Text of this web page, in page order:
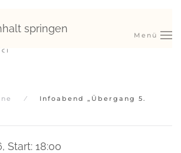
springen
Menü
Infoabend „Übergang 5.
, Start: 18:00